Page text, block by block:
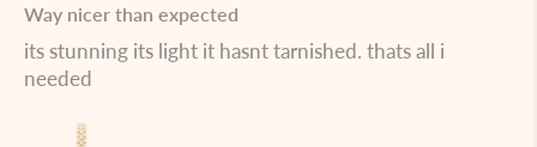
Way nicer than expected
its stunning its light it hasnt tarnished. thats all i
needed